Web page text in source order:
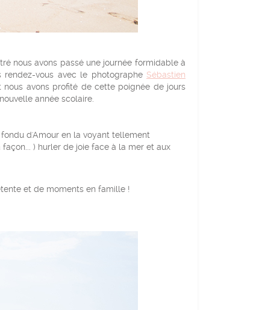
nous avons passé une journée formidable à
vous avec le photographe Sébastien
avons profité de cette poignée de jours
année scolaire.
d'Amour en la voyant tellement
) hurler de joie face à la mer et aux
et de moments en famille !